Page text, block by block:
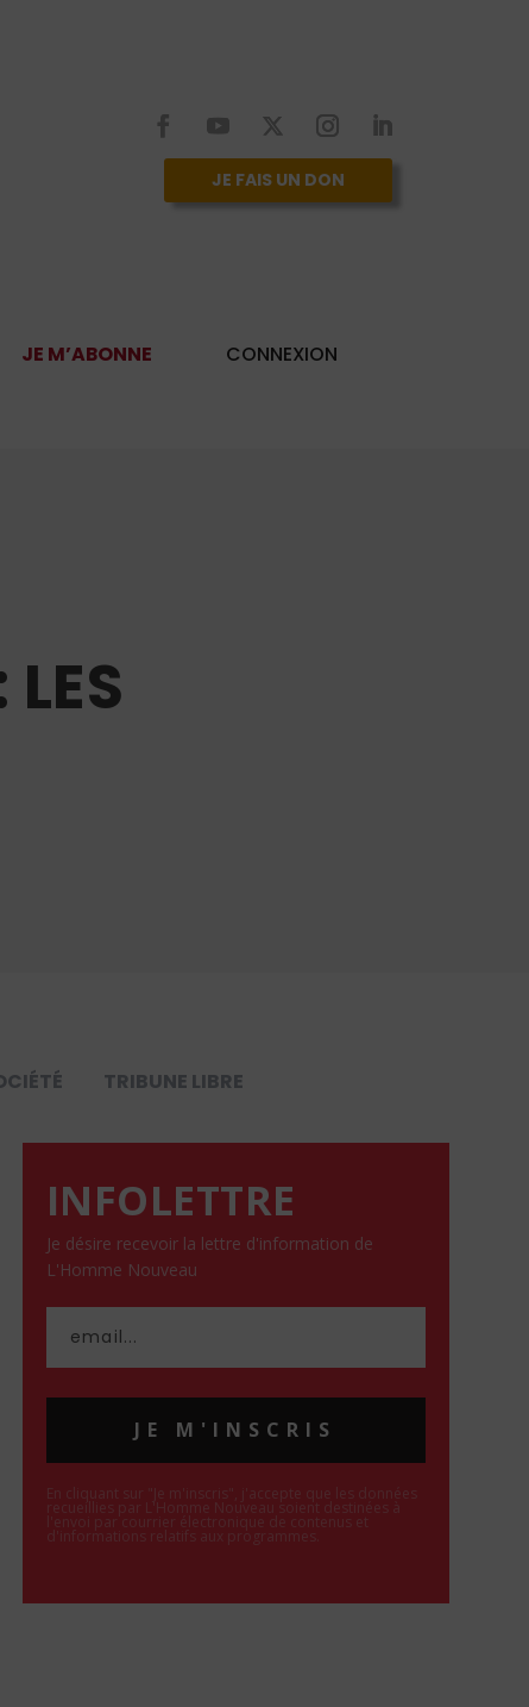
JE FAIS UN DON
JE M’ABONNE
CONNEXION
TRIBUNE LIBRE
INFOLETTRE
Je désire recevoir la lettre d'information de
L'Homme Nouveau
JE M'INSCRIS
En cliquant sur "Je m'inscris", j'accepte que les données
recueillies par L'Homme Nouveau soient destinées à
l'envoi par courrier électronique de contenus et
d'informations relatifs aux programmes.